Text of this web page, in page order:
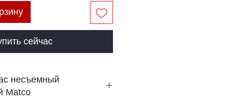
сейчас
несъемный
Matco